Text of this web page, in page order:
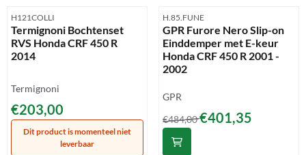
Artikelnummer
H121COLLI
Termignoni Bochtenset
RVS Honda CRF 450 R
2014
Merk:
Termignoni
Prijs: 203,00
€203,00
Dit product is momenteel niet
leverbaar
Artikelnummer
H.85.FUNE
GPR Furore Nero Slip-on
Einddemper met E-keur
Honda CRF 450 R 2001 -
2002
Merk:
GPR
Van 484,00 voor 401,35
€484,00€401,35